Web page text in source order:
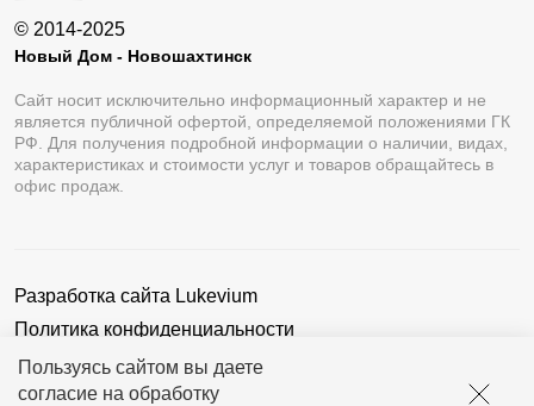
Пользуясь сайтом вы даете
согласие на обработку
© 2014-2025
Новый Дом - Новошахтинск
Сайт носит исключительно информационный характер и не
является публичной офертой, определяемой положениями ГК
РФ. Для получения подробной информации о наличии, видах,
характеристиках и стоимости услуг и товаров обращайтесь в
офис продаж.
Разработка сайта Lukevium
Политика конфиденциальности
Пользовательское соглашение